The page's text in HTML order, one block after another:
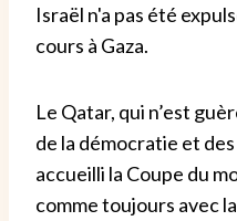
Israël n'a pas été
cours à Gaza.
Le Qatar, qui n’est
de la démocratie et
accueilli la Coupe du
comme toujours avec